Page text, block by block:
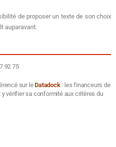
de proposer un texte de son choix
auparavant.
92 75
sur leDatadock : les financeurs de
vérifier sa conformité aux critères du